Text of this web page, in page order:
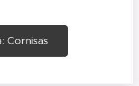
Cornisas